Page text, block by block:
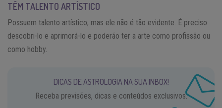
TÊM TALENTO ARTÍSTICO
Possuem talento artístico, mas ele não é tão evidente. É preciso
descobri-lo e aprimorá-lo e poderão ter a arte como profissão ou
como hobby.
DICAS DE ASTROLOGIA NA SUA INBOX!
Receba previsões, dicas e conteúdos exclusivos.